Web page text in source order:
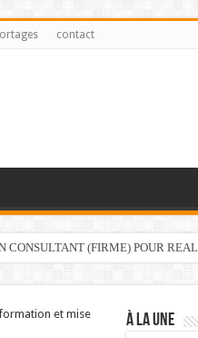
contact
CONSULTANT (FIRME) POUR
et mise
À LA UNE